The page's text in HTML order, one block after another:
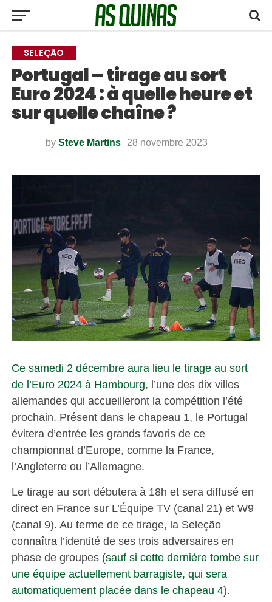
SELEÇÃO
Portugal – tirage au sort
Euro 2024 : à quelle heure et
sur quelle chaîne ?
by Steve Martins 28 novembre 2023
Ce samedi 2 décembre aura lieu le tirage au sort
de l’Euro 2024 à Hambourg, l’une des dix villes
allemandes qui accueilleront la compétition l’été
prochain. Présent dans le chapeau 1, le Portugal
évitera d’entrée les grands favoris de ce
championnat d’Europe, comme la France,
l’Angleterre ou l’Allemagne.
Le tirage au sort débutera à 18h et sera diffusé en
direct en France sur L’Équipe TV (canal 21) et W9
(canal 9). Au terme de ce tirage, la Seleção
connaîtra l’identité de ses trois adversaires en
phase de groupes (sauf si cette dernière tombe sur
une équipe actuellement barragiste, qui sera
automatiquement placée dans le chapeau 4).